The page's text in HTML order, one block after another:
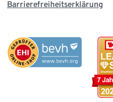
Barrierefreiheitserklärung